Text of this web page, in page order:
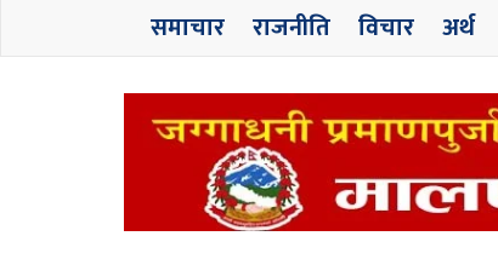
समाचार राजनीति विचार अर्थ